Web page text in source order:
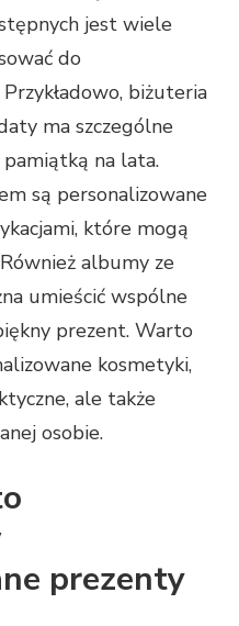
jest wiele
do
biżuteria
ma szczególne
pamiątką na lata.
są personalizowane
które mogą
albumy ze
umieścić wspólne
prezent. Warto
kosmetyki,
ale także
osobie.
prezenty